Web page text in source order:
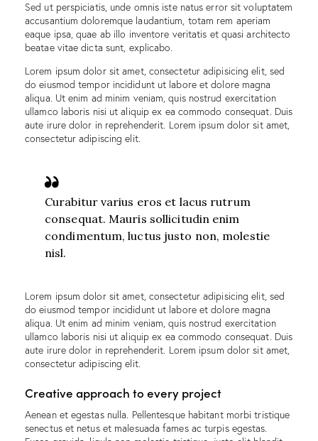
Sed ut perspiciatis, unde omnis iste natus error sit voluptatem
accusantium doloremque laudantium, totam rem aperiam
eaque ipsa, quae ab illo inventore veritatis et quasi architecto
beatae vitae dicta sunt, explicabo.
Lorem ipsum dolor sit amet, consectetur adipisicing elit, sed
do eiusmod tempor incididunt ut labore et dolore magna
aliqua. Ut enim ad minim veniam, quis nostrud exercitation
ullamco laboris nisi ut aliquip ex ea commodo consequat. Duis
aute irure dolor in reprehenderit. Lorem ipsum dolor sit amet,
consectetur adipiscing elit.
Curabitur varius eros et lacus rutrum
consequat. Mauris sollicitudin enim
condimentum, luctus justo non, molestie
nisl.
Lorem ipsum dolor sit amet, consectetur adipisicing elit, sed
do eiusmod tempor incididunt ut labore et dolore magna
aliqua. Ut enim ad minim veniam, quis nostrud exercitation
ullamco laboris nisi ut aliquip ex ea commodo consequat. Duis
aute irure dolor in reprehenderit. Lorem ipsum dolor sit amet,
consectetur adipiscing elit.
Creative approach to every project
Aenean et egestas nulla. Pellentesque habitant morbi tristique
senectus et netus et malesuada fames ac turpis egestas.